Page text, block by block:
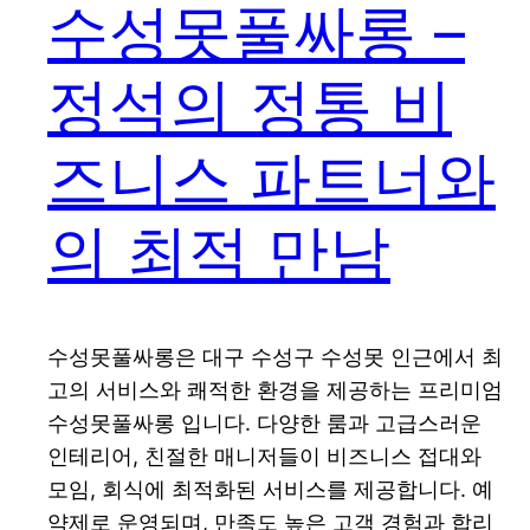
수성못풀싸롱 –
정석의 정통 비
즈니스 파트너와
의 최적 만남
수성못풀싸롱은 대구 수성구 수성못 인근에서 최
고의 서비스와 쾌적한 환경을 제공하는 프리미엄
수성못풀싸롱 입니다. 다양한 룸과 고급스러운
인테리어, 친절한 매니저들이 비즈니스 접대와
모임, 회식에 최적화된 서비스를 제공합니다. 예
약제로 운영되며, 만족도 높은 고객 경험과 합리